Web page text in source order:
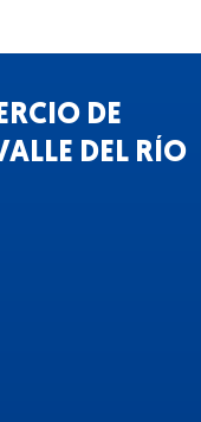
DE
DEL RÍO